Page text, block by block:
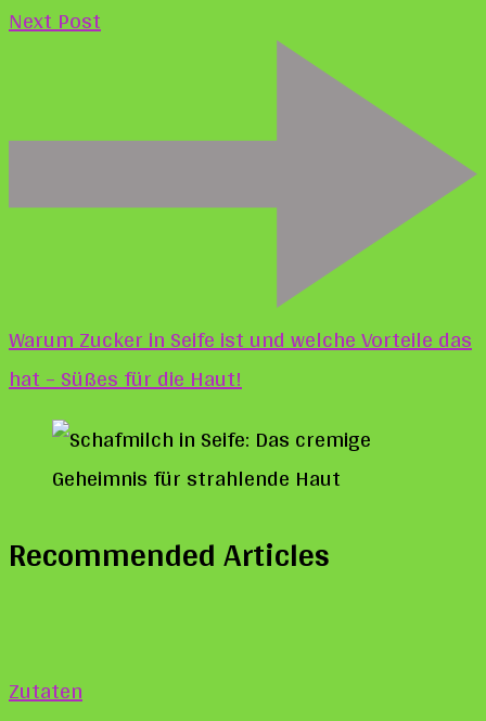
Next Post
Warum Zucker in Seife ist und welche Vorteile das
hat – Süßes für die Haut!
Recommended Articles
Zutaten